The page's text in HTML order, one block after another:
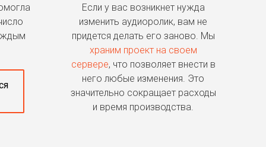
Если у вас возникнет нужда
изменить аудиоролик, вам не
придется делать его заново. Мы
храним проект на своем
сервере, что позволяет внести в
него любые изменения. Это
значительно сокращает расходы
и время производства.